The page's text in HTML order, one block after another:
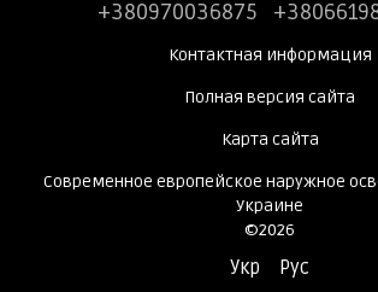
+380970036875
Контактная информация
Полная версия сайта
Карта сайта
Современное европейское наружное
Украине
©2026
Укр Рус